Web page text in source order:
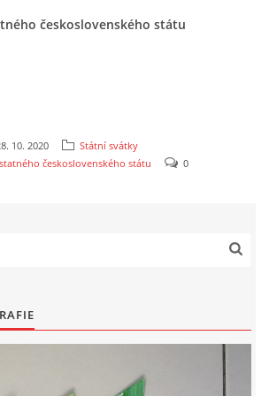
LISTOPAD
československého státu
10. 2020
Státní svátky
československého státu
0